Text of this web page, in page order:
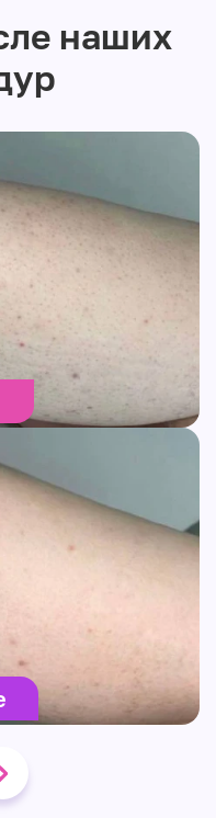
наших